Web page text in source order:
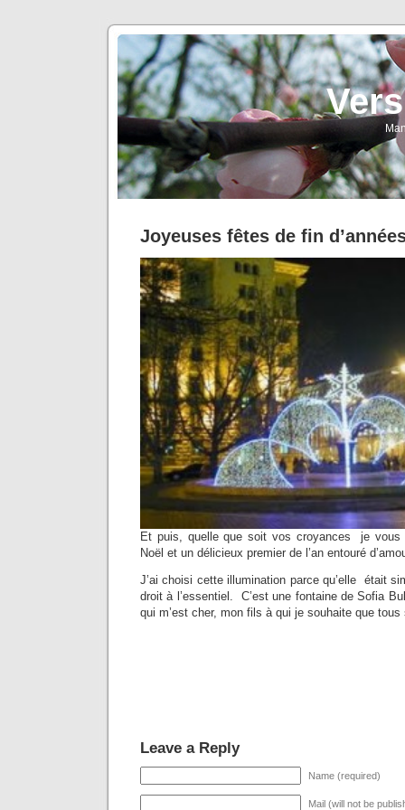
Joyeuses fêtes de fin
Et puis, quelle que soit vos croyances je vous
Noël et un délicieux premier de l’an entouré
J’ai choisi cette illumination parce qu’elle était
droit à l’essentiel. C’est une fontaine de Sofia
qui m’est cher, mon fils à qui je souhaite que
Leave a Reply
Name (required)
Mail (will not be